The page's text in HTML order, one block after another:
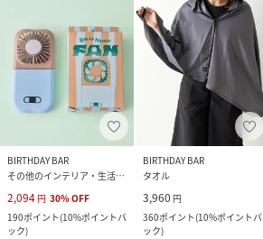
BIRTHDAY BAR
その他のインテリア・生活雑貨
2,094 円 30%OFF
190ポイント(10%ポイントバ
ック)
BIRTHDAY BAR
タオル
3,960 円
360ポイント(10%ポイントバ
ック)